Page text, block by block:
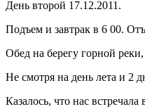
День второй 17.12.2011.
Подъем и завтрак в 6 00.
Обед на берегу горной
Не смотря на день лета и 2
Казалось, что нас